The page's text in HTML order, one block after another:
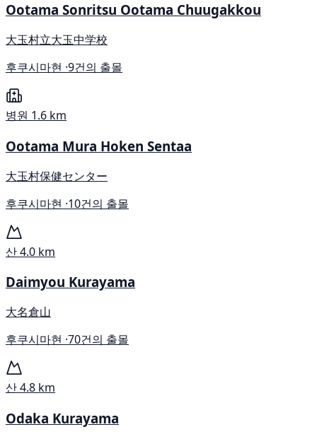
Ootama Sonritsu Ootama Chuugakkou
大玉村立大玉中学校
후쿠시마현 ·9건의 출몰
병원 1.6 km
Ootama Mura Hoken Sentaa
大玉村保健センター
후쿠시마현 ·10건의 출몰
산4.0 km
Daimyou Kurayama
大名倉山
후쿠시마현 ·70건의 출몰
산4.8 km
Odaka Kurayama